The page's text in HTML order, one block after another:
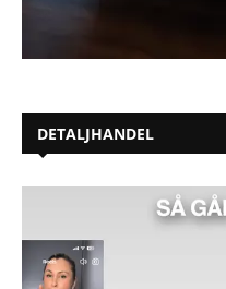
DETALJHANDEL